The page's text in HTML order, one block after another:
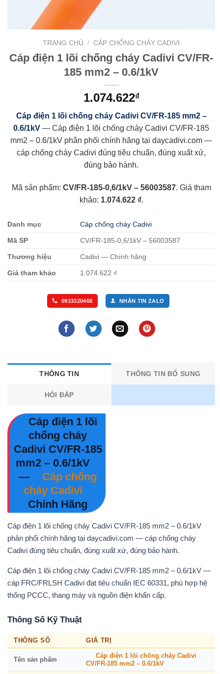
TRANG CHỦ / CÁP CHỐNG CHÁY CADIVI
Cáp điện 1 lõi chống cháy Cadivi CV/FR-
185 mm2 – 0.6/1kV
1.074.622₫
Cáp điện 1 lõi chống cháy Cadivi CV/FR-185 mm2 –
0.6/1kV — Cáp điện 1 lõi chống cháy Cadivi CV/FR-185
mm2 – 0.6/1kV phân phối chính hãng tại daycadivi.com —
cáp chống cháy Cadivi đúng tiêu chuẩn, đúng xuất xứ,
đúng bảo hành.
Mã sản phẩm: CV/FR-185-0,6/1kV – 56003587. Giá tham
khảo: 1.074.622 ₫.
Danh mục Cáp chống cháy Cadivi
Mã SP CV/FR-185-0,6/1kV – 56003587
Thương hiệu Cadivi — Chính hãng
Giá tham khảo 1.074.622 ₫
0933320468 NHẮN TIN ZALO
THÔNG TIN THÔNG TIN BỔ SUNG
HỎI ĐÁP
Cáp điện 1 lõi
chống cháy
Cadivi CV/FR-185
mm2 – 0.6/1kV
—
Cáp chống
cháy Cadivi
Chính Hãng
Cáp điện 1 lõi chống cháy Cadivi CV/FR-185 mm2 – 0.6/1kV
phân phối chính hãng tại daycadivi.com — cáp chống cháy
Cadivi đúng tiêu chuẩn, đúng xuất xứ, đúng bảo hành.
Cáp điện 1 lõi chống cháy Cadivi CV/FR-185 mm2 – 0.6/1kV —
cáp FRC/FRLSH Cadivi đạt tiêu chuẩn IEC 60331, phù hợp hệ
thống PCCC, thang máy và nguồn điện khẩn cấp.
Thông Số Kỹ Thuật
THÔNG SỐ GIÁ TRỊ
Tên sản phẩm
Cáp điện 1 lõi chống cháy Cadivi
CV/FR-185 mm2 – 0.6/1kV